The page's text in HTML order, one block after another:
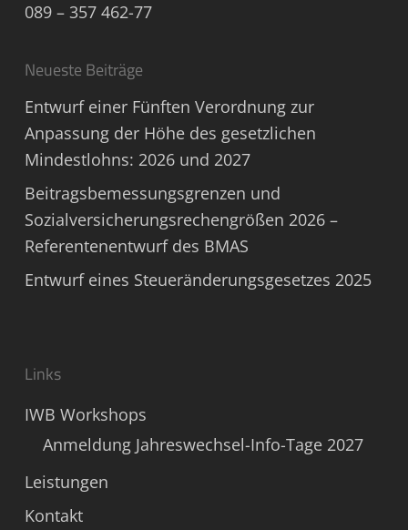
089 – 357 462-77
Neueste Beiträge
Entwurf einer Fünften Verordnung zur
Anpassung der Höhe des gesetzlichen
Mindestlohns: 2026 und 2027
Beitragsbemessungsgrenzen und
Sozialversicherungsrechengrößen 2026 –
Referentenentwurf des BMAS
Entwurf eines Steueränderungsgesetzes 2025
Links
IWB Workshops
Anmeldung Jahreswechsel-Info-Tage 2027
Leistungen
Kontakt